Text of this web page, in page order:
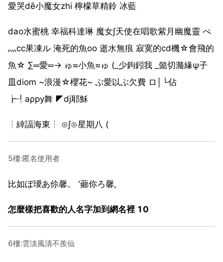
愛哭dē小魔女zhi 檸檬草精鈴 冰藍
dao水蜜桃 幸福科達琳 魔女∫天使在唱歌紫月幽魔靈 ぺ
灬cc果凍ル 淹死的魚oo 逝水無痕 寂寞的cd機☆會飛的
魚☆ ∑═愛═→ ゅ≈小魚≈ゅ (_少鉤鈏我 _懿切瀡緣ψ子
皿diom ~浪漫☆櫻花~ ぷ愛以ぶ欠費 ロ│└佔
┢┦aρpy舞 ◤dj耶穌
┆緈諨海東┆ ⊙∫⊙星期八 (
5樓:匿名使用者
比如ぼ璦あ伱馨。 ‵薌你ろ馨,
怎麼樣把喜歡的人名字加到網名裡 10
6樓:雲淡風清不羨仙